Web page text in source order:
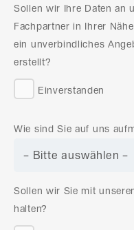
Sollen wir Ihre Daten an
Fachpartner in Ihrer
ein unverbindliches
erstellt?
Einverstanden
Wie sind Sie auf uns
Sollen wir Sie mit
halten?